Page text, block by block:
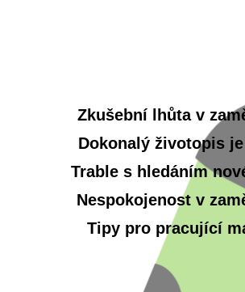
Zkušební lhůta v
Dokonalý životopis
Trable s hledáním
Nespokojenost v
Tipy pro pracující